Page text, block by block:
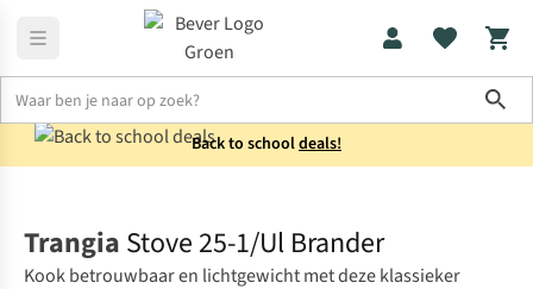
Back to schooldeals!
Trangia Stove 25-1/Ul Brander
Kook betrouwbaar en lichtgewicht met deze klassieker